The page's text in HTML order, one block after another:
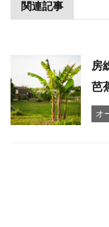
関連記事
房
芭
オ